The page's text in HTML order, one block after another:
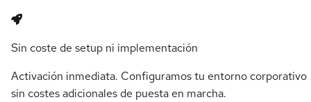
Sin coste de setup ni implementación
Activación inmediata. Configuramos tu entorno corporativo
sin costes adicionales de puesta en marcha.